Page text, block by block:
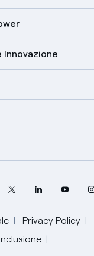
Privacy Policy